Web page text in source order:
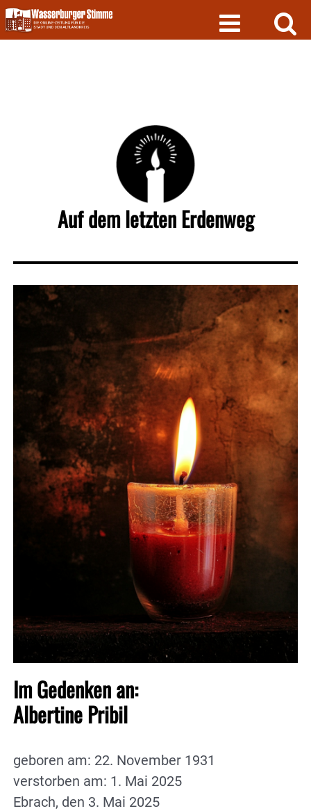
Skip
to
content
Auf dem letzten Erdenweg
Im Gedenken an:
Albertine Pribil
geboren am: 22. November 1931
verstorben am: 1. Mai 2025
Ebrach, den 3. Mai 2025